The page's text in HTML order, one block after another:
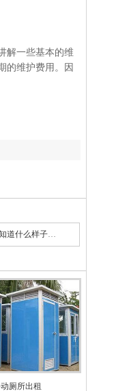
解一些基本的维
的维护费用。因
新型环保移动厕所亮相广东街头，你知道什么样子嘛！
厕所出租